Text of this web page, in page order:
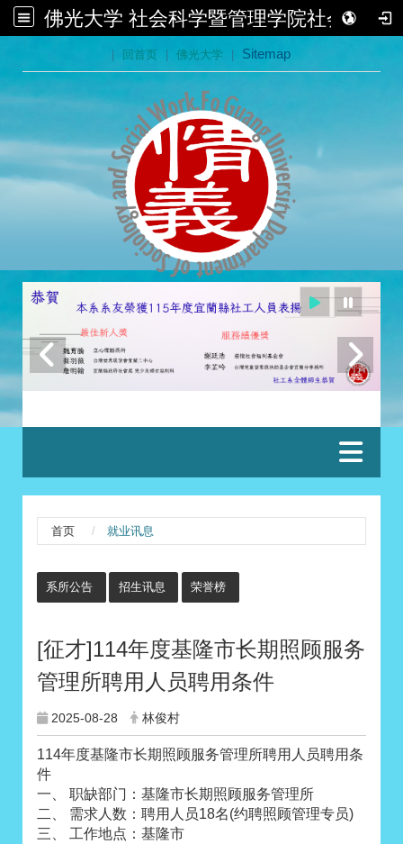
佛光大学 社会科学暨管理学院社会学系
| 回首页 | 佛光大学 | Sitemap
首页 就业讯息
系所公告 招生讯息 荣誉榜
[征才]114年度基隆市长期照顾服务
管理所聘用人员聘用条件
2025-08-28 林俊村
114年度基隆市长期照顾服务管理所聘用人员聘用条
件
一、 职缺部门：基隆市长期照顾服务管理所
二、 需求人数：聘用人员18名(约聘照顾管理专员)
三、 工作地点：基隆市